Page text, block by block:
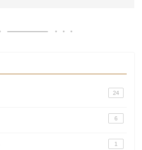
24
6
1